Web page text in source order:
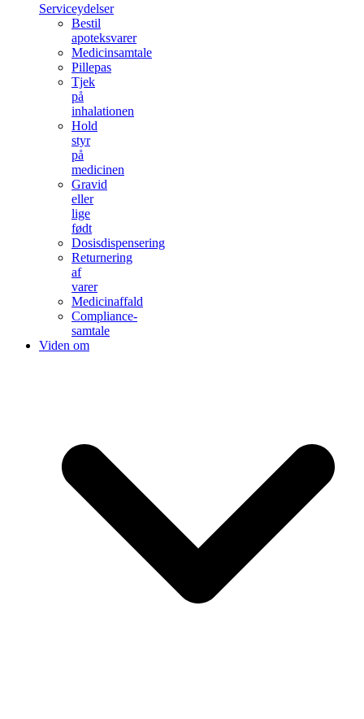
Serviceydelser
Bestil
apoteksvarer
Medicinsamtale
Pillepas
Tjek
på
inhalationen
Hold
styr
på
medicinen
Gravid
eller
lige
født
Dosisdispensering
Returnering
af
varer
Medicinaffald
Compliance-
samtale
Viden om